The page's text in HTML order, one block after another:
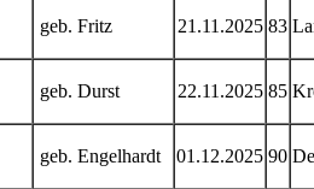
geb. Fritz 21.11.2025 83
geb. Durst 22.11.2025 85
geb. Engelhardt 01.12.2025 90